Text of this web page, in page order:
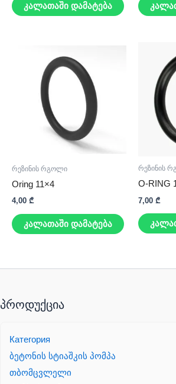
კალათაში დამატება
რეზინის რგოლი
Oring 11×4
4,00 ₾
კალათაში დამატება
რეზინის
O-RING
7,00 ₾
პროდუქცია
Категория
ბეტონის სტიაშკის პომპა
თბომცვლელი